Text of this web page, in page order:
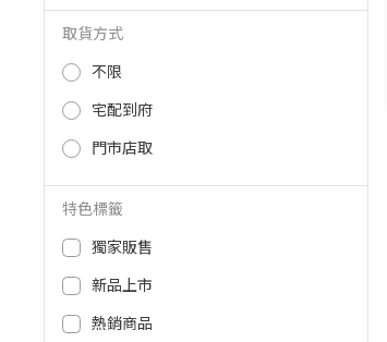
取貨方式
不限
宅配到府
門市店取
特色標籤
獨家販售
新品上市
熱銷商品